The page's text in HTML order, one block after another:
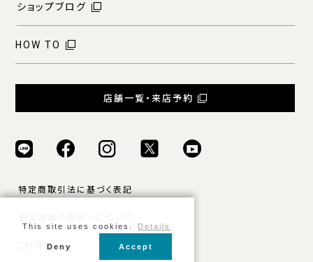
ショップブログ
HOW TO
店舗一覧・来店予約
特定商取引法に基づく表記
ご利用規約
This site uses cookies. Details
Deny Accept